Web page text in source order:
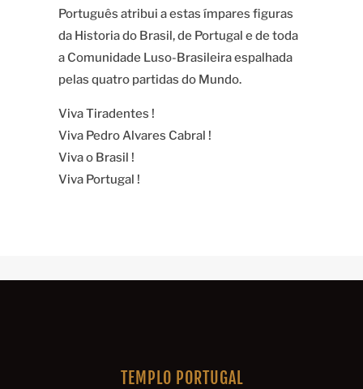
Português atribui a estas ímpares figuras
da Historia do Brasil, de Portugal e de toda
a Comunidade Luso-Brasileira espalhada
pelas quatro partidas do Mundo.
Viva Tiradentes !
Viva Pedro Alvares Cabral !
Viva o Brasil !
Viva Portugal !
TEMPLO PORTUGAL